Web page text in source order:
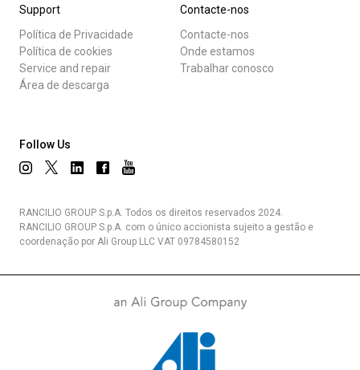
Support
Política de Privacidade
Política de cookies
Service and repair
Área de descarga
Contacte-nos
Contacte-nos
Onde estamos
Trabalhar conosco
Follow Us
RANCILIO GROUP S.p.A. Todos os direitos reservados 2024.
RANCILIO GROUP S.p.A. com o único accionista sujeito a gestão e
coordenação por Ali Group LLC VAT 09784580152